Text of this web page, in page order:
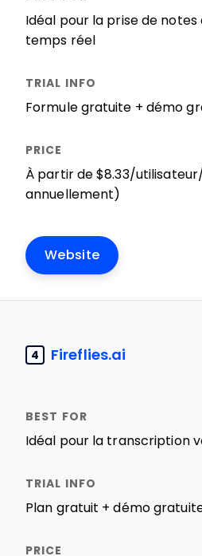
Idéal pour la prise de notes
temps réel
Formule gratuite + démo
À partir de $8.33/
annuellement)
Website
4 Fireflies.ai
Idéal pour la transcription
Plan gratuit + démo